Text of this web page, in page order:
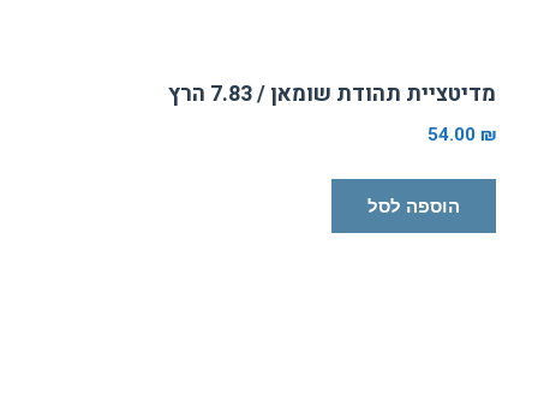
מדיטציית תהודת שומאן / 7.83 הרץ
54.00 ₪
הוספה לסל